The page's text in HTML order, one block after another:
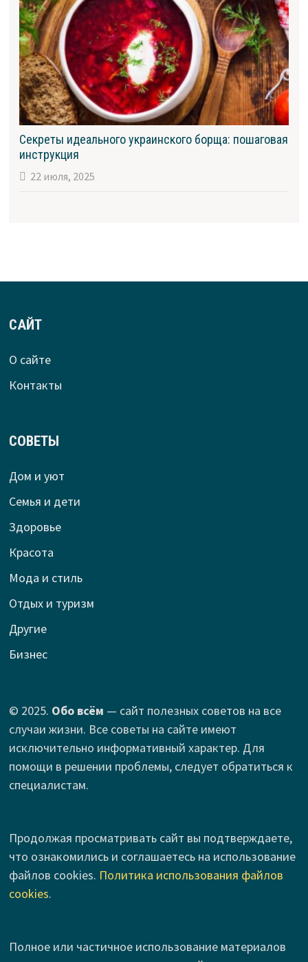
Секреты идеального украинского борща: пошаговая
инструкция
22 июля, 2025
САЙТ
О сайте
Контакты
СОВЕТЫ
Дом и уют
Семья и дети
Здоровье
Красота
Мода и стиль
Отдых и туризм
Другие
Бизнес
© 2025. Обо всём — сайт полезных советов на все
случаи жизни. Все советы на сайте имеют
исключительно информативный характер. Для
помощи в решении проблемы, следует обратиться к
специалистам.
Продолжая просматривать сайт вы подтверждаете,
что ознакомились и соглашаетесь на использование
файлов cookies. Политика использования файлов
cookies.
Полное или частичное использование материалов